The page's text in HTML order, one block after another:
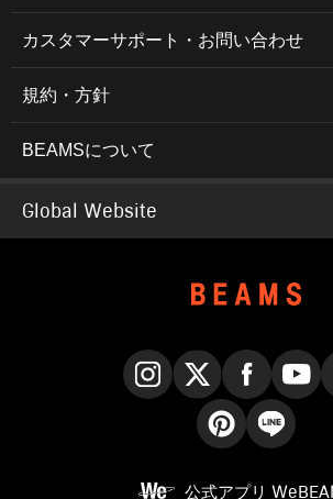
カスタマーサポート・お問い合わせ
規約・方針
BEAMSについて
Global Website
公式アプリ